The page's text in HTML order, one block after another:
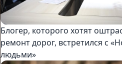
Блогер, которого хотят
ремонт дорог, встретился с
людьми»